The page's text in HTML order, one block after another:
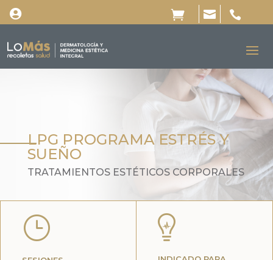
   
LPG PROGRAMA ESTRÉS Y
SUEÑO
TRATAMIENTOS ESTÉTICOS CORPORALES
} 